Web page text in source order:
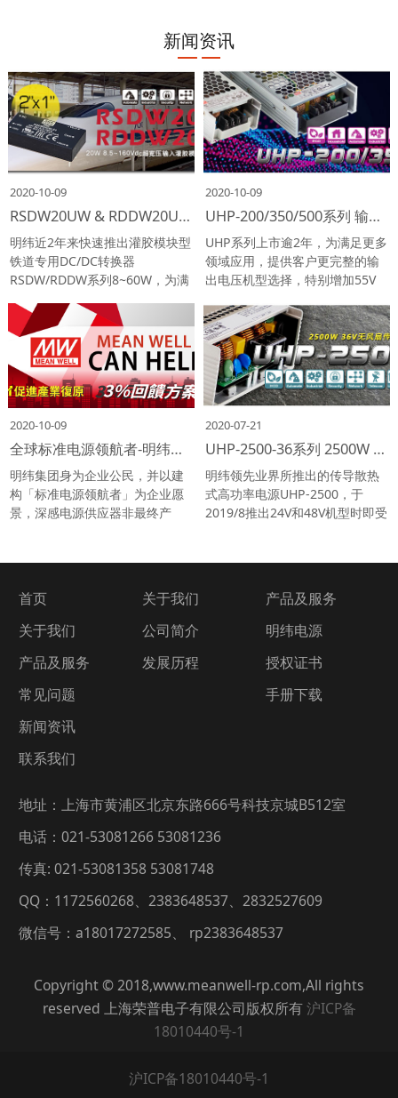
新闻资讯
2020-10-09
RSDW20UW & RDDW20UW系列 20W 2〞x 1 〞 8.5~160Vdc超宽压输入铁道专用灌胶模块型DC/DC转换器
明纬近2年来快速推出灌胶模块型
铁道专用DC/DC转换器
RSDW/RDDW系列8~60W，为满
统商需求一机多用简化机型等应
用需求，明纬新上市了一款市面
上极少有的18:1 (8.5~160Vdc)超
宽压输入RSDW20UW 与
RDDW20UW系列。
2020-10-09
UHP-200/350/500系列 输出55V机型
UHP系列上市逾2年，为满足更多
领域应用，提供客户更完整的输
出电压机型选择，特别增加55V
源/充电器/PoE供电/电解处理等
产业应用。
2020-10-09
全球标准电源领航者-明纬集团 推出促进产业复原3％回馈方案
明纬集团身为企业公民，并以建
构「标准电源领航者」为企业愿
景，深感电源供应器非最终产
身，需要串联产业上下游推动
「促进产业复原」，唯有整体产
业复原后，才能恢复正常营运/正
常生活。
2020-07-21
UHP-2500-36系列 2500W 36V无风扇传导散热式电源供应器
明纬领先业界所推出的传导散热
式高功率电源UHP-2500，于
2019/8推出24V和48V机型时即受
机型并于近日顺利产出，使UHP
系列的机型选择更趋完整。
首页
关于我们
产品及服务
常见问题
新闻资讯
联系我们
关于我们
公司简介
发展历程
产品及服务
明纬电源
授权证书
手册下载
地址：上海市黄浦区北京东路666号科技京城B512室
电话：021-53081266 53081236
传真: 021-53081358 53081748
QQ：1172560268、2383648537、2832527609
微信号：a18017272585、 rp2383648537
Copyright © 2018,www.meanwell-rp.com,All rights
reserved 上海荣普电子有限公司版权所有沪ICP备
18010440号-1
沪ICP备18010440号-1